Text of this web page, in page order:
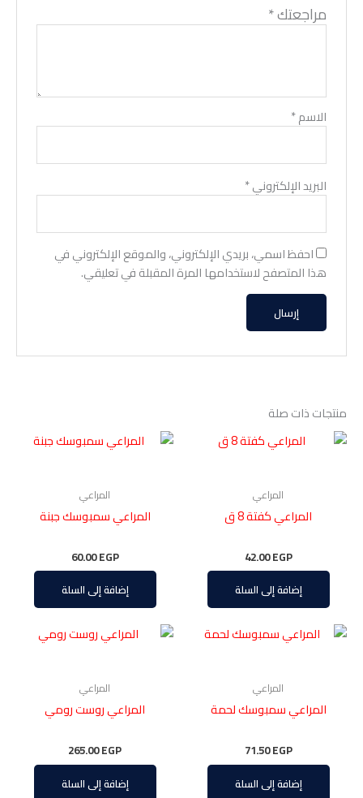
مراجعتك*
الاسم*
البريد الإلكتروني*
احفظ اسمي، بريدي الإلكتروني، والموقع الإلكتروني في
هذا المتصفح لاستخدامها المرة المقبلة في تعليقي.
منتجات ذات صلة
المراعي
المراعي كفتة 8 ق
42.00EGP
إضافة إلى السلة
المراعي
المراعي سمبوسك جبنة
60.00EGP
إضافة إلى السلة
المراعي
المراعي سمبوسك لحمة
71.50EGP
إضافة إلى السلة
المراعي
المراعي روست رومي
265.00EGP
إضافة إلى السلة